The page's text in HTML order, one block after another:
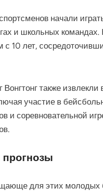
начали
и школьных
10 лет,
также
участие в
и соревновательной
для этих молодых